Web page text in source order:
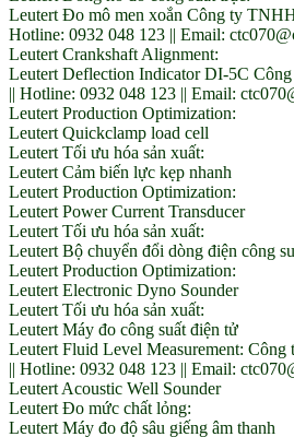
Leutert Đo mô men xoắn Công ty
Hotline: 0932 048 123 || Email:
Leutert Crankshaft Alignment:
Leutert Deflection Indicator DI-5C
|| Hotline: 0932 048 123 || Email:
Leutert Production Optimization:
Leutert Quickclamp load cell
Leutert Tối ưu hóa sản xuất:
Leutert Cảm biến lực kẹp nhanh
Leutert Production Optimization:
Leutert Power Current Transducer
Leutert Tối ưu hóa sản xuất:
Leutert Bộ chuyển đổi dòng điện công
Leutert Production Optimization:
Leutert Electronic Dyno Sounder
Leutert Tối ưu hóa sản xuất:
Leutert Máy đo công suất điện tử
Leutert Fluid Level Measurement:
|| Hotline: 0932 048 123 || Email:
Leutert Acoustic Well Sounder
Leutert Đo mức chất lỏng:
Leutert Máy đo độ sâu giếng âm thanh